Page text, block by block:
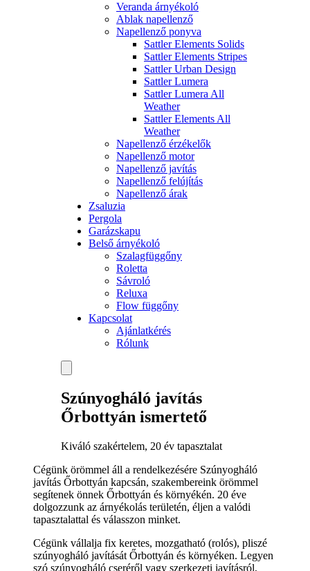
Veranda árnyékoló
Ablak napellenző
Napellenző ponyva
Sattler Elements Solids
Sattler Elements Stripes
Sattler Urban Design
Sattler Lumera
Sattler Lumera All
Weather
Sattler Elements All
Weather
Napellenző érzékelők
Napellenző motor
Napellenző javítás
Napellenző felújítás
Napellenző árak
Zsaluzia
Pergola
Garázskapu
Belső árnyékoló
Szalagfüggőny
Roletta
Sávroló
Reluxa
Flow függőny
Kapcsolat
Ajánlatkérés
Rólunk
Szúnyogháló javítás
Őrbottyán ismertető
Kiváló szakértelem, 20 év tapasztalat
Cégünk örömmel áll a rendelkezésére Szúnyogháló
javítás Őrbottyán kapcsán, szakembereink örömmel
segítenek önnek Őrbottyán és környékén. 20 éve
dolgozzunk az árnyékolás területén, éljen a valódi
tapasztalattal és válasszon minket.
Cégünk vállalja fix keretes, mozgatható (rolós), pliszé
szúnyogháló javítását Őrbottyán és környéken. Legyen
szó szúnyogháló cseréről vagy szerkezeti javításról,